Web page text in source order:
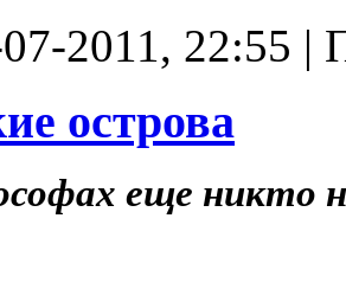
2011, 22:55 |
острова
еще никто